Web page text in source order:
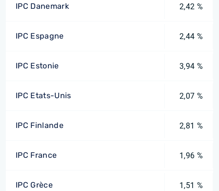
IPC Danemark 2,42 %
IPC Espagne 2,44 %
IPC Estonie 3,94 %
IPC Etats-Unis 2,07 %
IPC Finlande 2,81 %
IPC France 1,96 %
IPC Grèce 1,51 %